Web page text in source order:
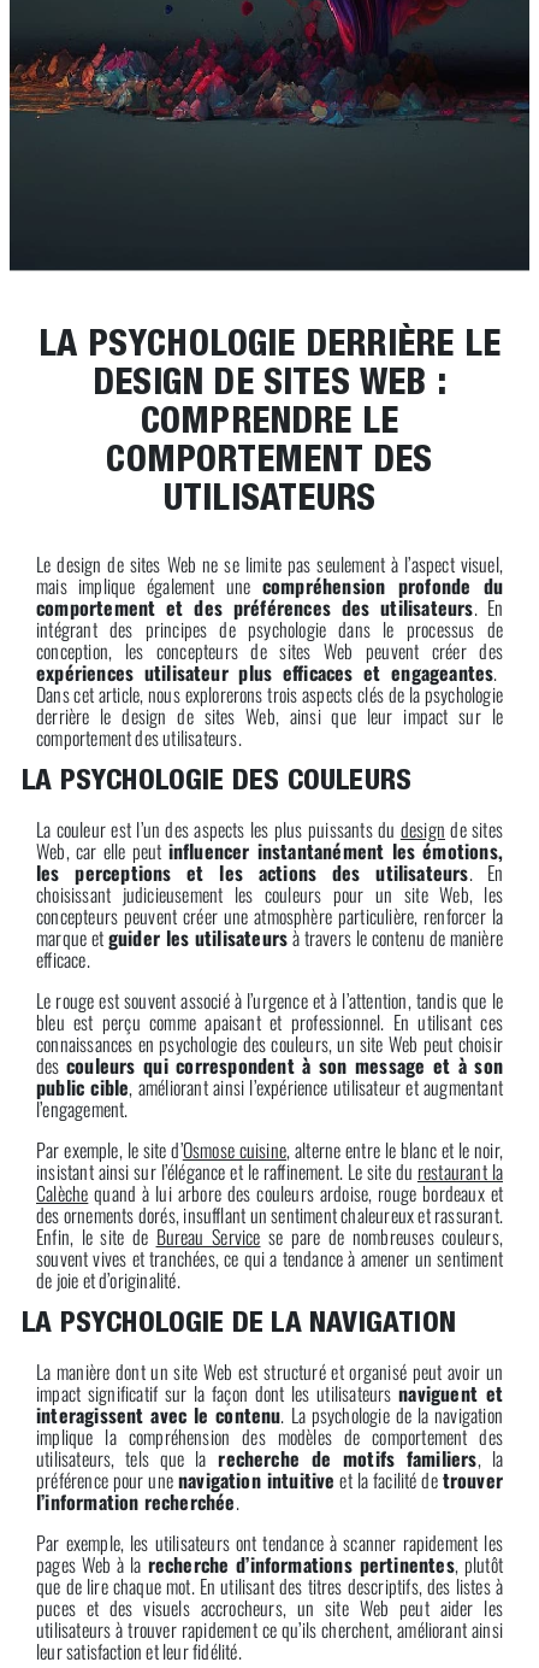
LA PSYCHOLOGIE DERRIÈRE LE
DESIGN DE SITES WEB :
COMPRENDRE LE
COMPORTEMENT DES
UTILISATEURS
Le design de sites Web ne se limite pas seulement à l’aspect visuel,
mais implique également une compréhension profonde du
comportement et des préférences des utilisateurs. En
intégrant des principes de psychologie dans le processus de
conception, les concepteurs de sites Web peuvent créer des
expériences utilisateur plus efficaces et engageantes.
Dans cet article, nous explorerons trois aspects clés de la psychologie
derrière le design de sites Web, ainsi que leur impact sur le
comportement des utilisateurs.
LA PSYCHOLOGIE DES COULEURS
La couleur est l’un des aspects les plus puissants du design de sites
Web, car elle peut influencer instantanément les émotions,
les perceptions et les actions des utilisateurs. En
choisissant judicieusement les couleurs pour un site Web, les
concepteurs peuvent créer une atmosphère particulière, renforcer la
marque etguider les utilisateursà travers le contenu de manière
efficace.
Le rouge est souvent associé à l’urgence et à l’attention, tandis que le
bleu est perçu comme apaisant et professionnel. En utilisant ces
connaissances en psychologie des couleurs, un site Web peut choisir
descouleurs qui correspondent à son message et à son
public cible, améliorant ainsi l’expérience utilisateur et augmentant
l’engagement.
Par exemple, le site d’Osmose cuisine, alterne entre le blanc et le noir,
insistant ainsi sur l’élégance et le raffinement. Le site du restaurant la
Calèche quand à lui arbore des couleurs ardoise, rouge bordeaux et
des ornements dorés, insufflant un sentiment chaleureux et rassurant.
Enfin, le site de Bureau Service se pare de nombreuses couleurs,
souvent vives et tranchées, ce qui a tendance à amener un sentiment
de joie et d’originalité.
LA PSYCHOLOGIE DE LA NAVIGATION
La manière dont un site Web est structuré et organisé peut avoir un
impact significatif sur la façon dont les utilisateursnaviguent et
interagissent avec le contenu. La psychologie de la navigation
implique la compréhension des modèles de comportement des
utilisateurs, tels que la recherche de motifs familiers, la
préférence pour unenavigation intuitive et la facilité detrouver
l’information recherchée.
Par exemple, les utilisateurs ont tendance à scanner rapidement les
pages Web à la recherche d’informations pertinentes, plutôt
que de lire chaque mot. En utilisant des titres descriptifs, des listes à
puces et des visuels accrocheurs, un site Web peut aider les
utilisateurs à trouver rapidement ce qu’ils cherchent, améliorant ainsi
leur satisfaction et leur fidélité.